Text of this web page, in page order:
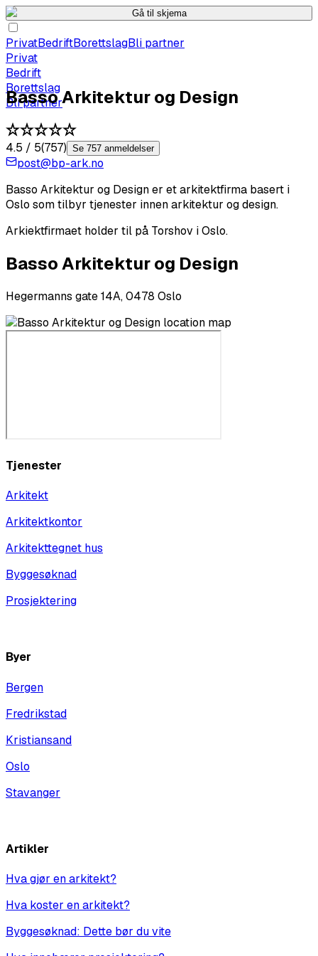
Gå til skjema
PrivatBedriftBorettslagBli partner
Privat
Bedrift
Borettslag
Bli partner
Basso Arkitektur og Design
4.5 / 5(757) Se 757 anmeldelser
post@bp-ark.no
Basso Arkitektur og Design er et arkitektfirma basert i
Oslo som tilbyr tjenester innen arkitektur og design.
Arkiektfirmaet holder til på Torshov i Oslo.
Basso Arkitektur og Design
Hegermanns gate 14A, 0478 Oslo
Tjenester
Arkitekt
Arkitektkontor
Arkitekttegnet hus
Byggesøknad
Prosjektering
Byer
Bergen
Fredrikstad
Kristiansand
Oslo
Stavanger
Artikler
Hva gjør en arkitekt?
Hva koster en arkitekt?
Byggesøknad: Dette bør du vite